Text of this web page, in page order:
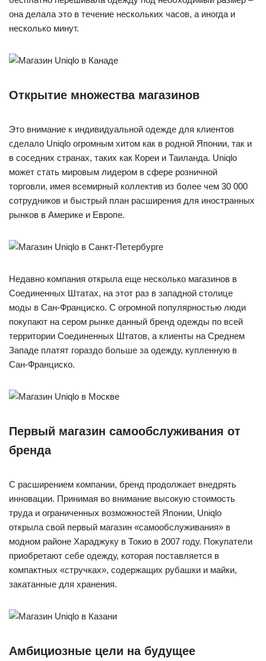
она делала это в течение нескольких часов, а иногда и
несколько минут.
Открытие множества магазинов
Это внимание к индивидуальной одежде для клиентов
сделало Uniqlo огромным хитом как в родной Японии, так и
в соседних странах, таких как Кореи и Таиланда. Uniqlo
может стать мировым лидером в сфере розничной
торговли, имея всемирный коллектив из более чем 30 000
сотрудников и быстрый план расширения для иностранных
рынков в Америке и Европе.
Недавно компания открыла еще несколько магазинов в
Соединенных Штатах, на этот раз в западной столице
моды в Сан-Франциско. С огромной популярностью люди
покупают на сером рынке данный бренд одежды по всей
территории Соединенных Штатов, а клиенты на Среднем
Западе платят гораздо больше за одежду, купленную в
Сан-Франциско.
Первый магазин самообслуживания от
бренда
С расширением компании, бренд продолжает внедрять
инновации. Принимая во внимание высокую стоимость
труда и ограниченных возможностей Японии, Uniqlo
открыла свой первый магазин «самообслуживания» в
модном районе Хараджуку в Токио в 2007 году. Покупатели
приобретают себе одежду, которая поставляется в
компактных «стручках», содержащих рубашки и майки,
закатанные для хранения.
Амбициозные цели на будущее